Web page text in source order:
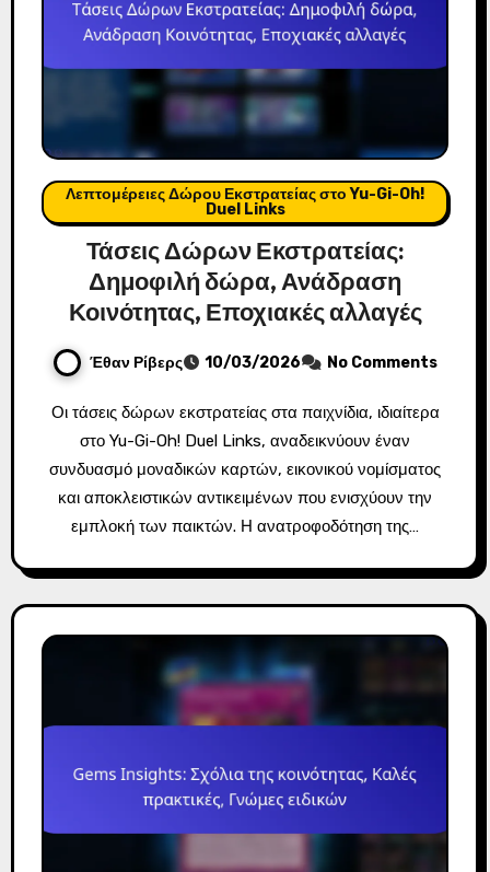
Λεπτομέρειες Δώρου Εκστρατείας στο Yu-Gi-Oh!
Duel Links
Τάσεις Δώρων Εκστρατείας:
Δημοφιλή δώρα, Ανάδραση
Κοινότητας, Εποχιακές αλλαγές
Έθαν Ρίβερς 10/03/2026 No Comments
Οι τάσεις δώρων εκστρατείας στα παιχνίδια, ιδιαίτερα
στο Yu-Gi-Oh! Duel Links, αναδεικνύουν έναν
συνδυασμό μοναδικών καρτών, εικονικού νομίσματος
και αποκλειστικών αντικειμένων που ενισχύουν την
εμπλοκή των παικτών. Η ανατροφοδότηση της…